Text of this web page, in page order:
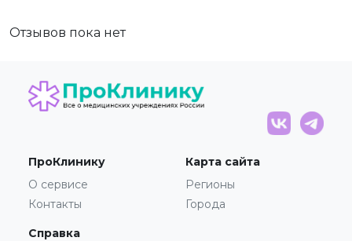
Отзывов пока нет
ПроКлинику
О сервисе
Контакты
Карта сайта
Регионы
Города
Справка